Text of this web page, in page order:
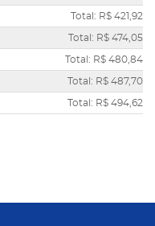
Total: R$ 421,92
Total: R$ 474,05
Total: R$ 480,84
Total: R$ 487,70
Total: R$ 494,62